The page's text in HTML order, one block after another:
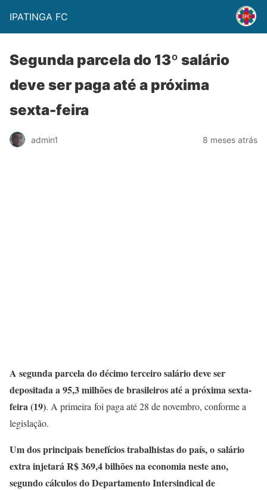
IPATINGA FC
Segunda parcela do 13º salário
deve ser paga até a próxima
sexta-feira
admin1 8 meses atrás
A segunda parcela do décimo terceiro salário deve ser
depositada a 95,3 milhões de brasileiros até a próxima sexta-
feira (19). A primeira foi paga até 28 de novembro, conforme a
legislação.
Um dos principais benefícios trabalhistas do país, o salário
extra injetará R$ 369,4 bilhões na economia neste ano,
segundo cálculos do Departamento Intersindical de